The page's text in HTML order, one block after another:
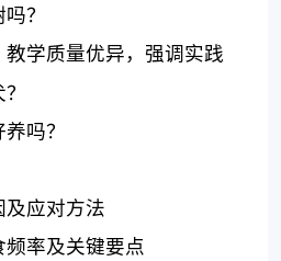
？
学质量优异，强调实践
吗？
应对方法
率及关键要点